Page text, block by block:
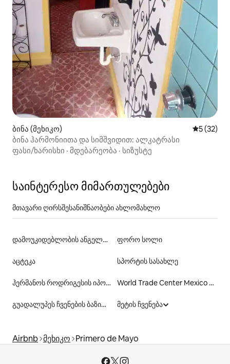
ბინა (მეხიკო) საშუალო
5 (32)
ბინა ჰარმონიითა და სიმშვიდით: ალკატრასი
ფასი/ხარისხი · მდებარეობა · სიზუსტე
საინტერესო მიმართულებები
მთავარი ღირსშესანიშნაობები ახლომახლო
დამოუკიდებლობის ანგელოზი ფორო სოლი
აცტეკა სპორტის სასახლე
ჰერმანოს როდრიგესის იპოდრომი World Trade Center Mexico City
გუადალუპეს ჩვენების ბაზილიკა მეტის ჩვენება
Airbnb მეხიკო Primero de Mayo